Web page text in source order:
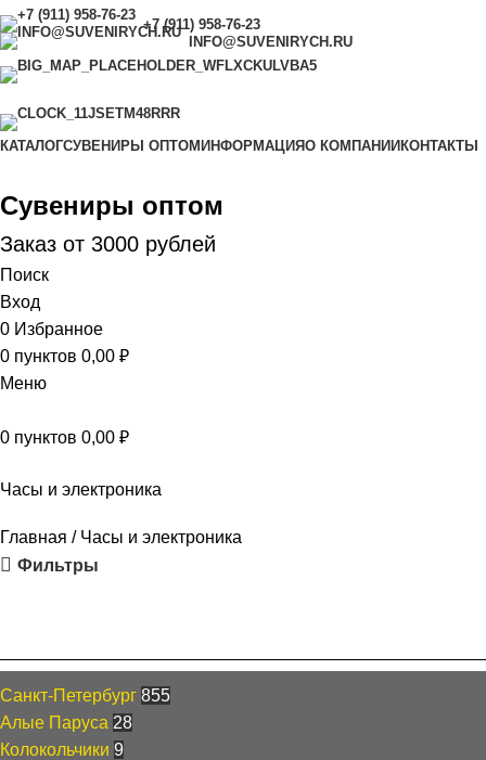
+7 (911) 958-76-23
INFO@SUVENIRYCH.RU
КАТАЛОГСУВЕНИРЫ ОПТОМ ИНФОРМАЦИЯО КОМПАНИИ КОНТАКТЫ
Сувениры оптом
Заказ от 3000 рублей
Поиск
Вход
0 Избранное
0 пунктов 0,00 ₽
Меню
0 пунктов 0,00 ₽
Часы и электроника
Главная
Часы и электроника
Фильтры
Санкт-Петербург 855
Алые Паруса 28
Колокольчики 9